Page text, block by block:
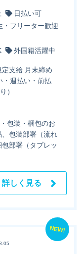
日払い可
・フリーター歓迎
外国籍活躍中
支給 月末締め
週払い・前払
）
包装・梱包のお
包装部署（流れ
部署（タブレッ
詳しく見る
NEW!